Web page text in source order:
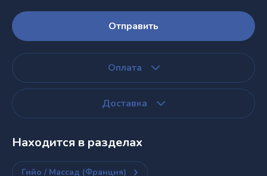
Отправить
Оплата
Доставка
Находится в разделах
Гийо / Массад (Франция)